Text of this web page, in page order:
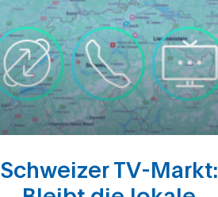
Schweizer TV-Markt: